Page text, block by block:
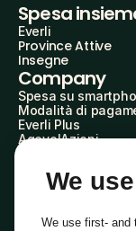
Spesa
Everli
Province Attive
Insegne
Company
Spesa su
Modalità di
Everli Plus
AgevolAzioni
Everli Shoppers
Scopri chi
We
We use first- and